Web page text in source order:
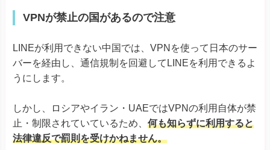
バーを経由し、通信規制を回避してLINEを利用できるよ
うにします。
止・制限されていているため、何も知らずに利用すると
法律違反で罰則を受けかねません。